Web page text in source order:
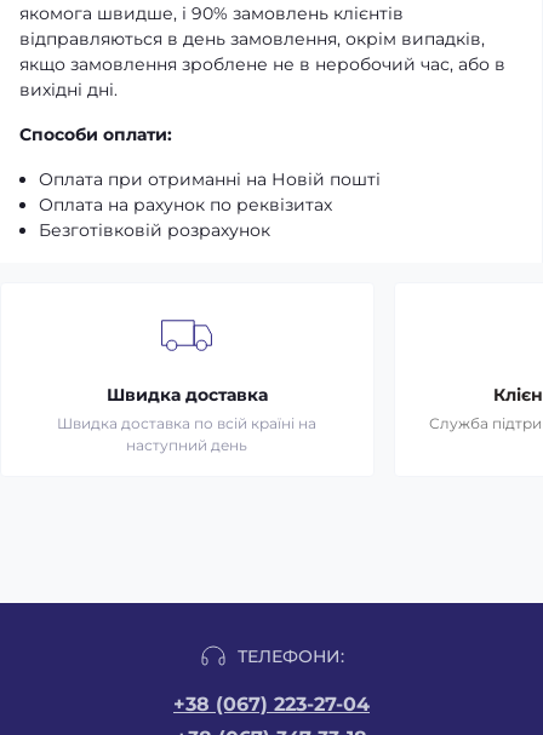
якомога швидше, і 90% замовлень клієнтів
відправляються в день замовлення, окрім випадків,
якщо замовлення зроблене не в неробочий час, або в
вихідні дні.
Способи оплати:
Оплата при отриманні на Новій пошті
Оплата на рахунок по реквізитах
Безготівковій розрахунок
Швидка доставка
Швидка доставка по всій країні на
наступний день
Служба
ТЕЛЕФОНИ:
+38 (067) 223-27-04